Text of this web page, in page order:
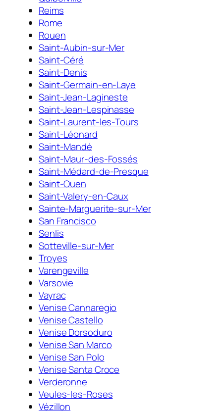
Reims
Rome
Rouen
Saint-Aubin-sur-Mer
Saint-Céré
Saint-Denis
Saint-Germain-en-Laye
Saint-Jean-Lagineste
Saint-Jean-Lespinasse
Saint-Laurent-les-Tours
Saint-Léonard
Saint-Mandé
Saint-Maur-des-Fossés
Saint-Médard-de-Presque
Saint-Ouen
Saint-Valery-en-Caux
Sainte-Marguerite-sur-Mer
San Francisco
Senlis
Sotteville-sur-Mer
Troyes
Varengeville
Varsovie
Vayrac
Venise Cannaregio
Venise Castello
Venise Dorsoduro
Venise San Marco
Venise San Polo
Venise Santa Croce
Verderonne
Veules-les-Roses
Vézillon